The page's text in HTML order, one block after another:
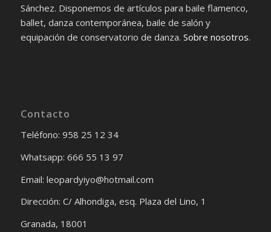
Sánchez. Disponemos de artículos para baile flamenco,
ballet, danza contemporánea, baile de salón y
equipación de conservatorio de danza. Sobre nosotros.
Contacto
Teléfono: 958 25 12 34
Whatsapp: 666 55 13 97
Email: leopardyiyo@hotmail.com
Dirección: C/ Alhondiga, esq. Plaza del Lino, 1
Granada, 18001